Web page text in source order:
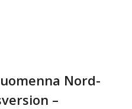
Nord-
–